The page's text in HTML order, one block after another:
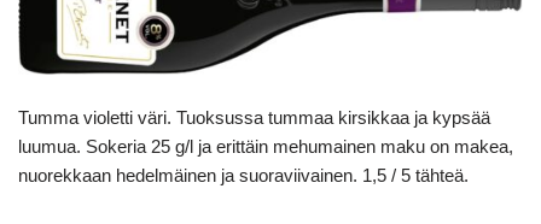
Tumma violetti väri. Tuoksussa tummaa kirsikkaa ja kypsää
luumua. Sokeria 25 g/l ja erittäin mehumainen maku on makea,
nuorekkaan hedelmäinen ja suoraviivainen. 1,5 / 5 tähteä.